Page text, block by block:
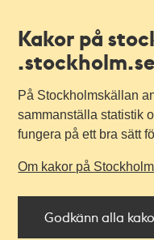
Kakor på
.stockholm.se
På Stockholmskällan
sammanställa statistik
fungera på ett bra sätt
Om kakor på
Godkänn alla